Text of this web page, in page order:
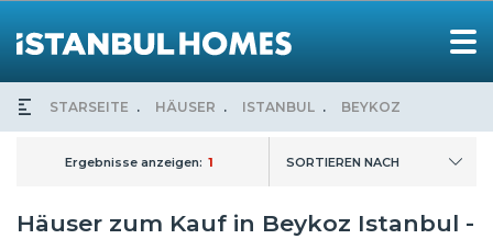
STARSEITE HÄUSER ISTANBUL BEYKOZ
Ergebnisse anzeigen: 1 SORTIEREN NACH
Häuser zum Kauf in Beykoz Istanbul -